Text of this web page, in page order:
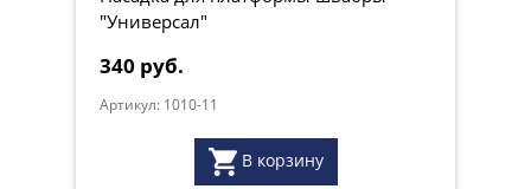
"Универсал"
340 руб.
Артикул: 1010-11
В корзину